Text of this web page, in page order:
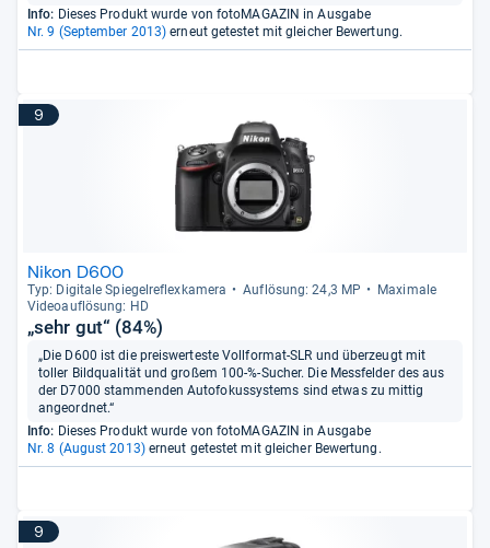
Info: Dieses Produkt wurde von fotoMAGAZIN in Ausgabe
Nr. 9 (September 2013) erneut getestet mit gleicher Bewertung.
9
Nikon D600
Typ: Digi­tale Spie­gel­re­flex­ka­mera Auf­lö­sung: 24,3 MP
Maxi­male
Videoauf­lö­sung: HD
„sehr gut“ (84%)
„Die D600 ist die preiswerteste Vollformat-SLR und überzeugt mit
toller Bildqualität und großem 100-%-Sucher. Die Messfelder des aus
der D7000 stammenden Autofokussystems sind etwas zu mittig
angeordnet.“
Info: Dieses Produkt wurde von fotoMAGAZIN in Ausgabe
Nr. 8 (August 2013)erneut getestet mit gleicher Bewertung.
9